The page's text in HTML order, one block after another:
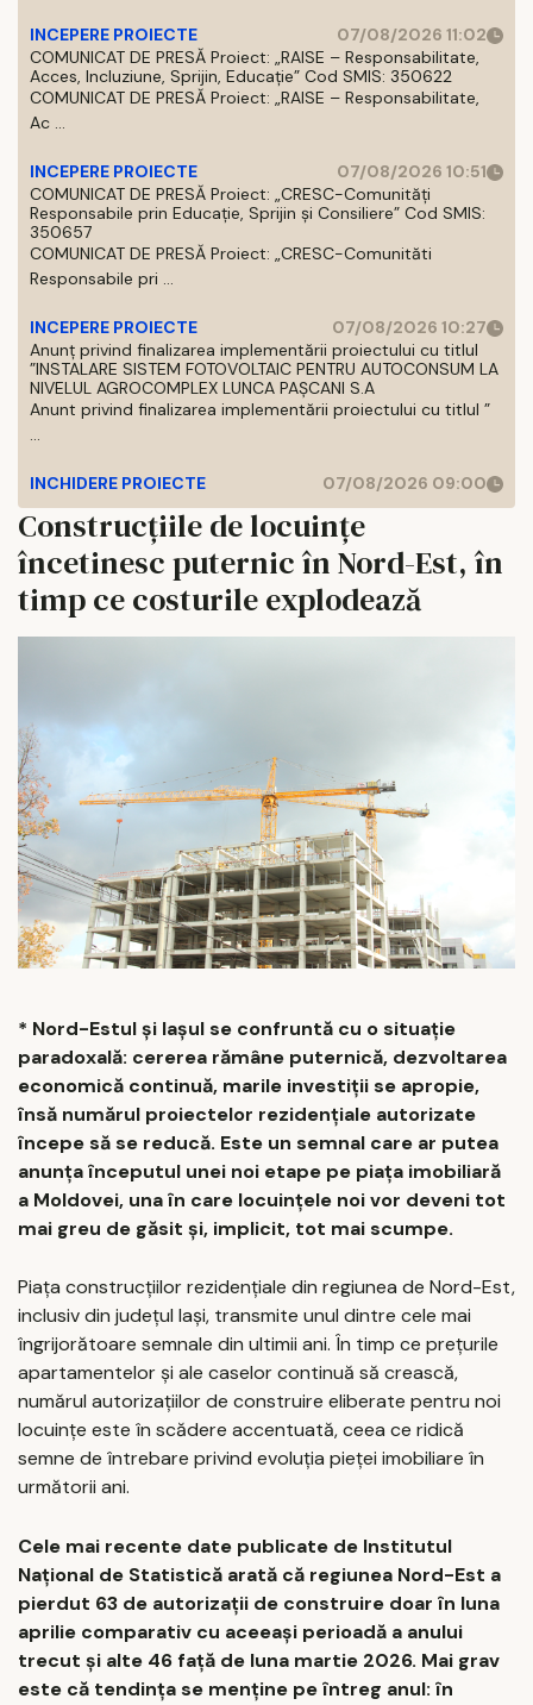
INCEPERE PROIECTE
07/08/2026 11:02
COMUNICAT DE PRESĂ Proiect: „RAISE – Responsabilitate,
Acces, Incluziune, Sprijin, Educație” Cod SMIS: 350622
COMUNICAT DE PRESĂ Proiect: „RAISE – Responsabilitate,
Ac ...
INCEPERE PROIECTE
07/08/2026 10:51
COMUNICAT DE PRESĂ Proiect: „CRESC-Comunități
Responsabile prin Educație, Sprijin și Consiliere” Cod SMIS:
350657
COMUNICAT DE PRESĂ Proiect: „CRESC-Comunităti
Responsabile pri ...
INCEPERE PROIECTE
07/08/2026 10:27
Anunț privind finalizarea implementării proiectului cu titlul
”INSTALARE SISTEM FOTOVOLTAIC PENTRU AUTOCONSUM LA
NIVELUL AGROCOMPLEX LUNCA PAȘCANI S.A
Anunt privind finalizarea implementării proiectului cu titlul ”
...
INCHIDERE PROIECTE 07/08/2026 09:00
Construcțiile de locuințe
încetinesc puternic în Nord-Est, în
timp ce costurile explodează
* Nord-Estul și Iașul se confruntă cu o situație
paradoxală: cererea rămâne puternică, dezvoltarea
economică continuă, marile investiții se apropie,
însă numărul proiectelor rezidențiale autorizate
începe să se reducă. Este un semnal care ar putea
anunța începutul unei noi etape pe piața imobiliară
a Moldovei, una în care locuințele noi vor deveni tot
mai greu de găsit și, implicit, tot mai scumpe.
Piața construcțiilor rezidențiale din regiunea de Nord-Est,
inclusiv din județul Iași, transmite unul dintre cele mai
îngrijorătoare semnale din ultimii ani. În timp ce prețurile
apartamentelor și ale caselor continuă să crească,
numărul autorizațiilor de construire eliberate pentru noi
locuințe este în scădere accentuată, ceea ce ridică
semne de întrebare privind evoluția pieței imobiliare în
următorii ani.
Cele mai recente date publicate de Institutul
Național de Statistică arată că regiunea Nord-Est a
pierdut 63 de autorizații de construire doar în luna
aprilie comparativ cu aceeași perioadă a anului
trecut și alte 46 față de luna martie 2026. Mai grav
este că tendința se menține pe întreg anul: în